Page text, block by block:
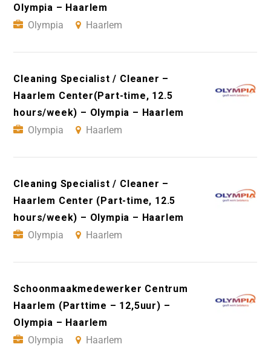
Olympia – Haarlem
Olympia
Haarlem
Cleaning Specialist / Cleaner –
Haarlem Center(Part-time, 12.5
hours/week) – Olympia – Haarlem
Olympia
Haarlem
Cleaning Specialist / Cleaner –
Haarlem Center (Part-time, 12.5
hours/week) – Olympia – Haarlem
Olympia
Haarlem
Schoonmaakmedewerker Centrum
Haarlem (Parttime – 12,5uur) –
Olympia – Haarlem
Olympia
Haarlem